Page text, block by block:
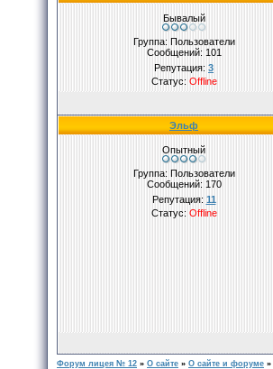
Бывалый
Группа: Пользователи
Сообщений: 101
Репутация: 3
Статус: Offline
Эльф
Опытный
Группа: Пользователи
Сообщений: 170
Репутация: 11
Статус: Offline
Форум лицея № 12 » О сайте » О сайте и форуме »